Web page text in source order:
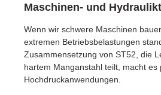
Maschinen- und
Wenn wir schwere Maschinen
extremen Betriebsbelastungen
Zusammensetzung von ST52, die
hartem Manganstahl teilt, macht es
Hochdruckanwendungen.